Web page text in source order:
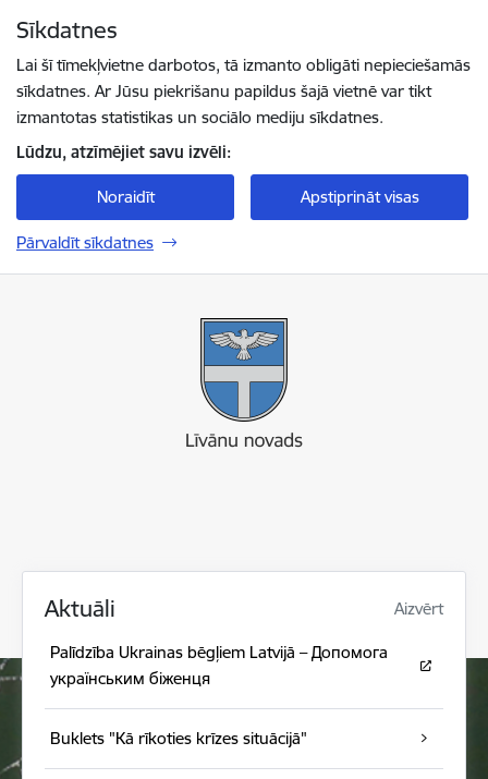
Sīkdatnes
Lai šī tīmekļvietne darbotos, tā izmanto obligāti nepieciešamās
sīkdatnes. Ar Jūsu piekrišanu papildus šajā vietnē var tikt
izmantotas statistikas un sociālo mediju sīkdatnes.
Lūdzu, atzīmējiet savu izvēli:
Noraidīt Apstiprināt visas
Pārvaldīt sīkdatnes
Aktuāli Aizvērt
Palīdzība Ukrainas bēgļiem Latvijā – Допомога
українським біженця
Buklets "Kā rīkoties krīzes situācijā"